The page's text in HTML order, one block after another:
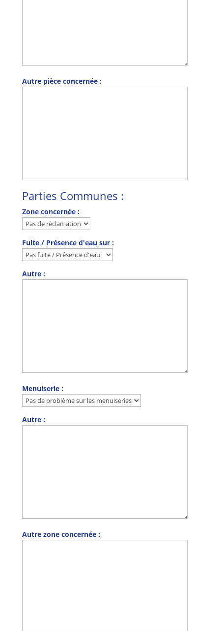
Autre pièce concernée :
Parties Communes :
Zone concernée :
Fuite / Présence d'eau sur :
Autre :
Menuiserie :
Autre :
Autre zone concernée :